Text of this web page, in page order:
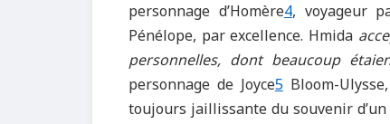
personnage d’Homère4, voyageur
Pénélope, par excellence. Hmida
personnelles, dont beaucoup
personnage de Joyce5Bloom-
toujours jaillissante du souvenir